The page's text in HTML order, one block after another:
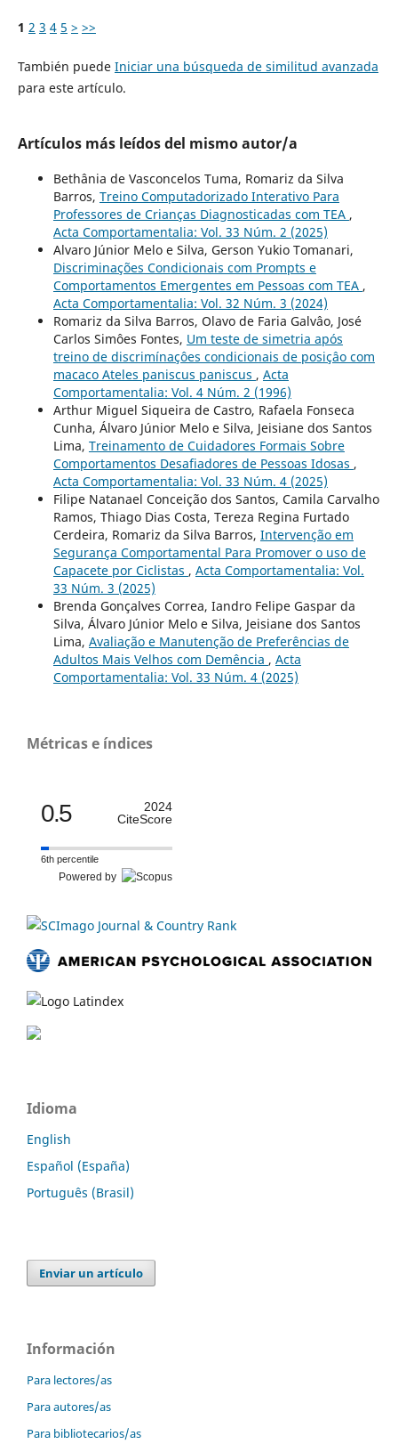
1 2 3 4 5 > >>
También puede Iniciar una búsqueda de similitud avanzada
para este artículo.
Artículos más leídos del mismo autor/a
Bethânia de Vasconcelos Tuma, Romariz da Silva
Barros, Treino Computadorizado Interativo Para
Professores de Crianças Diagnosticadas com TEA ,
Acta Comportamentalia: Vol. 33 Núm. 2 (2025)
Alvaro Júnior Melo e Silva, Gerson Yukio Tomanari,
Discriminações Condicionais com Prompts e
Comportamentos Emergentes em Pessoas com TEA ,
Acta Comportamentalia: Vol. 32 Núm. 3 (2024)
Romariz da Silva Barros, Olavo de Faria Galvâo, José
Carlos Simôes Fontes, Um teste de simetria após
treino de discrimínaçôes condicionais de posiçâo com
macaco Ateles paniscus paniscus , Acta
Comportamentalia: Vol. 4 Núm. 2 (1996)
Arthur Miguel Siqueira de Castro, Rafaela Fonseca
Cunha, Álvaro Júnior Melo e Silva, Jeisiane dos Santos
Lima, Treinamento de Cuidadores Formais Sobre
Comportamentos Desafiadores de Pessoas Idosas ,
Acta Comportamentalia: Vol. 33 Núm. 4 (2025)
Filipe Natanael Conceição dos Santos, Camila Carvalho
Ramos, Thiago Dias Costa, Tereza Regina Furtado
Cerdeira, Romariz da Silva Barros, Intervenção em
Segurança Comportamental Para Promover o uso de
Capacete por Ciclistas , Acta Comportamentalia: Vol.
33 Núm. 3 (2025)
Brenda Gonçalves Correa, Iandro Felipe Gaspar da
Silva, Álvaro Júnior Melo e Silva, Jeisiane dos Santos
Lima, Avaliação e Manutenção de Preferências de
Adultos Mais Velhos com Demência , Acta
Comportamentalia: Vol. 33 Núm. 4 (2025)
Métricas e índices
0.5
2024
CiteScore
6th percentile
Powered by
Idioma
English
Español (España)
Português (Brasil)
Enviar un artículo
Información
Para lectores/as
Para autores/as
Para bibliotecarios/as